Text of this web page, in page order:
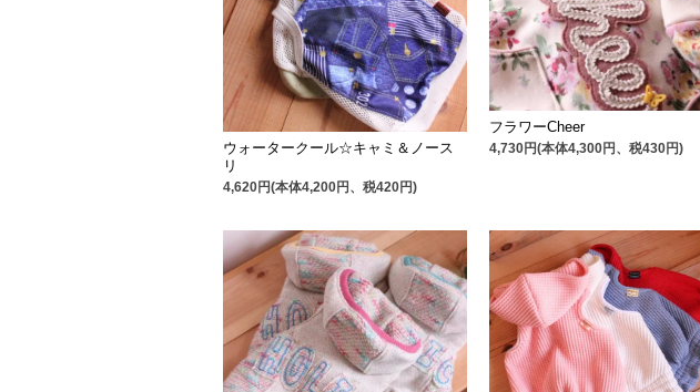
ウォータークール☆キャミ＆ノース
リ
4,620円(本体4,200円、税420円)
フラワーCheer
4,730円(本体4,300円、税430円)